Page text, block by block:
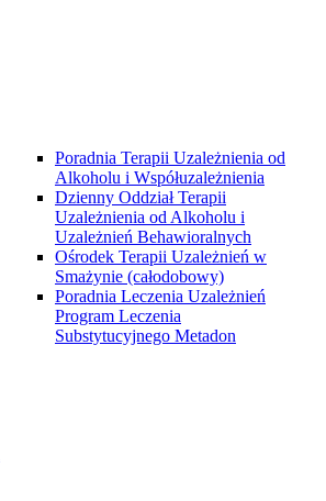
Poradnia Terapii Uzależnienia od
Alkoholu i Współuzależnienia
Dzienny Oddział Terapii
Uzależnienia od Alkoholu i
Uzależnień Behawioralnych
Ośrodek Terapii Uzależnień w
Smażynie (całodobowy)
Poradnia Leczenia Uzależnień
Program Leczenia
Substytucyjnego Metadon